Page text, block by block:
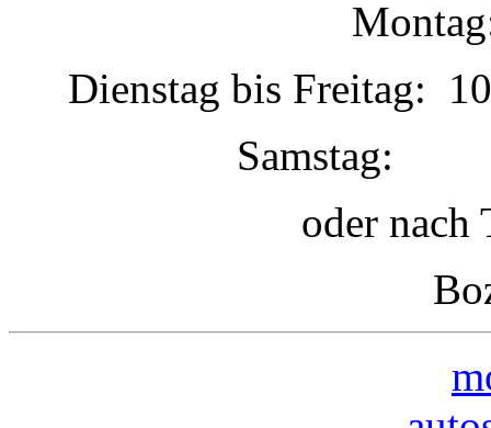
Dienstag bis Freitag:
Samstag:
oder nach